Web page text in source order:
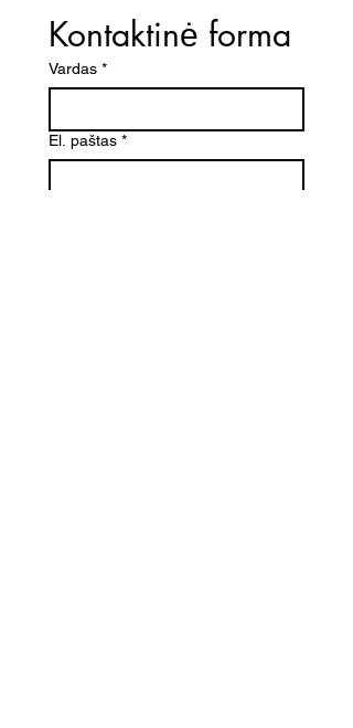
Kontaktinė forma
Vardas *
El. paštas *